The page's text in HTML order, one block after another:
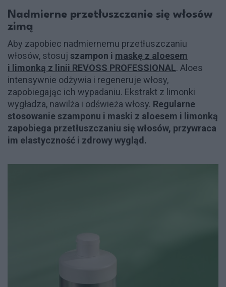
Nadmierne przetłuszczanie się włosów
zimą
Aby zapobiec nadmiernemu przetłuszczaniu
włosów, stosuj szampon i maskę z aloesem
i limonką z linii REVOSS PROFESSIONAL. Aloes
intensywnie odżywia i regeneruje włosy,
zapobiegając ich wypadaniu. Ekstrakt z limonki
wygładza, nawilża i odświeża włosy. Regularne
stosowanie szamponu i maski z aloesem i limonką
zapobiega przetłuszczaniu się włosów, przywraca
im elastyczność i zdrowy wygląd.